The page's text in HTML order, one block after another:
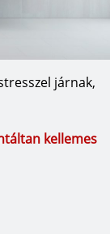
járnak,
kellemes